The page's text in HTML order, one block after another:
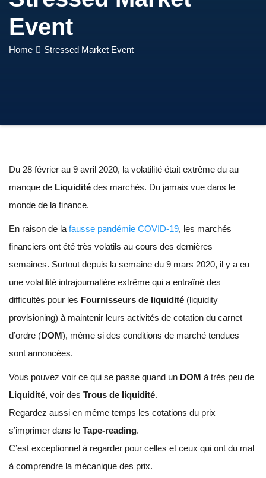
Event
Home Stressed Market Event
Du 28 février au 9 avril 2020, la volatilité était extrême du au
manque de Liquidité des marchés. Du jamais vue dans le
monde de la finance.
En raison de la fausse pandémie COVID-19, les marchés
financiers ont été très volatils au cours des dernières
semaines. Surtout depuis la semaine du 9 mars 2020, il y a eu
une volatilité intrajournalière extrême qui a entraîné des
difficultés pour les Fournisseurs de liquidité (liquidity
provisioning) à maintenir leurs activités de cotation du carnet
d’ordre (DOM), même si des conditions de marché tendues
sont annoncées.
Vous pouvez voir ce qui se passe quand un DOM à très peu de
Liquidité, voir des Trous de liquidité.
Regardez aussi en même temps les cotations du prix
s’imprimer dans le Tape-reading.
C’est exceptionnel à regarder pour celles et ceux qui ont du mal
à comprendre la mécanique des prix.